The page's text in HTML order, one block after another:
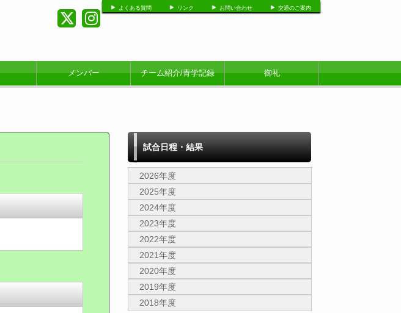
よくある質問 リンク お問い合わせ 交通のご案内
メンバー チーム紹介/青学記録 御礼
試合日程・結果
2026年度
2025年度
2024年度
2023年度
2022年度
2021年度
2020年度
2019年度
2018年度